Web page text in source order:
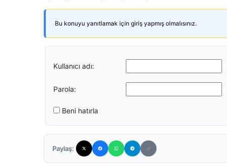
Bu konuyu yanıtlamak için giriş yapmış olmalısınız.
Kullanıcı adı:
Parola:
Beni hatırla
Paylaş: